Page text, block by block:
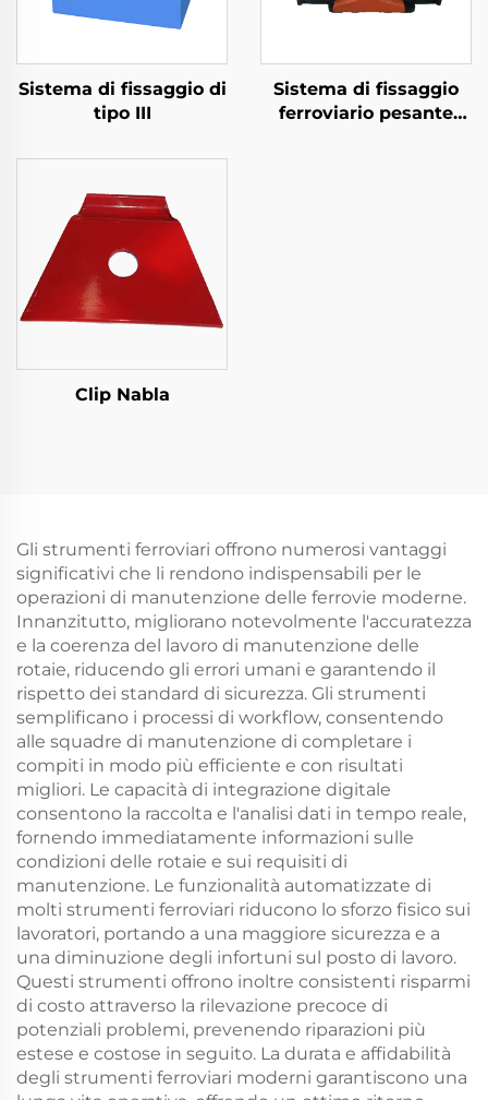
Sistema di fissaggio di
tipo III
Sistema di fissaggio
ferroviario pesante
Clip Nabla
Gli strumenti ferroviari offrono numerosi vantaggi
significativi che li rendono indispensabili per le
operazioni di manutenzione delle ferrovie moderne.
Innanzitutto, migliorano notevolmente l'accuratezza
e la coerenza del lavoro di manutenzione delle
rotaie, riducendo gli errori umani e garantendo il
rispetto dei standard di sicurezza. Gli strumenti
semplificano i processi di workflow, consentendo
alle squadre di manutenzione di completare i
compiti in modo più efficiente e con risultati
migliori. Le capacità di integrazione digitale
consentono la raccolta e l'analisi dati in tempo reale,
fornendo immediatamente informazioni sulle
condizioni delle rotaie e sui requisiti di
manutenzione. Le funzionalità automatizzate di
molti strumenti ferroviari riducono lo sforzo fisico sui
lavoratori, portando a una maggiore sicurezza e a
una diminuzione degli infortuni sul posto di lavoro.
Questi strumenti offrono inoltre consistenti risparmi
di costo attraverso la rilevazione precoce di
potenziali problemi, prevenendo riparazioni più
estese e costose in seguito. La durata e affidabilità
degli strumenti ferroviari moderni garantiscono una